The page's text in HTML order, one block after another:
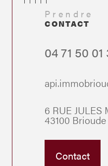
Prendre
CONTACT
04 71 50 01
6 RUE JULES
43100 Brioude
Contact